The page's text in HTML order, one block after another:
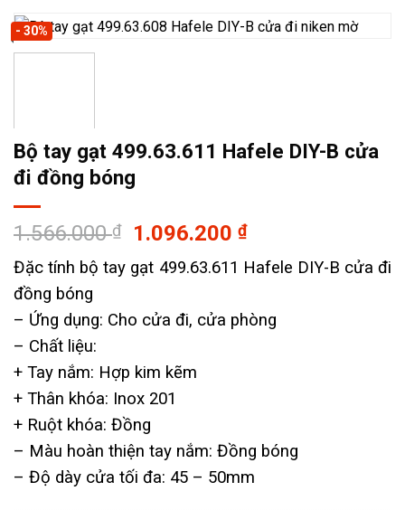
- 30%
Bộ tay gạt 499.63.611 Hafele DIY-B cửa
đi đồng bóng
1.566.000₫
Giá
là:
1.096.200₫Giá
hiện
tại
1.096.200 ₫.
Đặc tính bộ tay gạt 499.63.611 Hafele DIY-B cửa đi
đồng bóng
– Ứng dụng: Cho cửa đi, cửa phòng
– ​Chất liệu:
+ Tay nắm: Hợp kim kẽm
+ Thân khóa: Inox 201
+ Ruột khóa: Đồng
– Màu hoàn thiện tay nắm: Đồng bóng
– Độ dày cửa tối đa: 45 – 50mm